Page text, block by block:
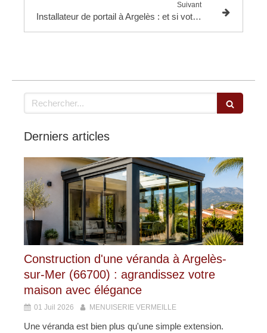
Suivant
Installateur de portail à Argelès : et si votre entrée devenait enfin sécurisée et élégante ?
Rechercher
Derniers articles
Construction d'une véranda à Argelès-
sur-Mer (66700) : agrandissez votre
maison avec élégance
01 Juil 2026 MENUISERIE VERMEILLE
Une véranda est bien plus qu'une simple extension.